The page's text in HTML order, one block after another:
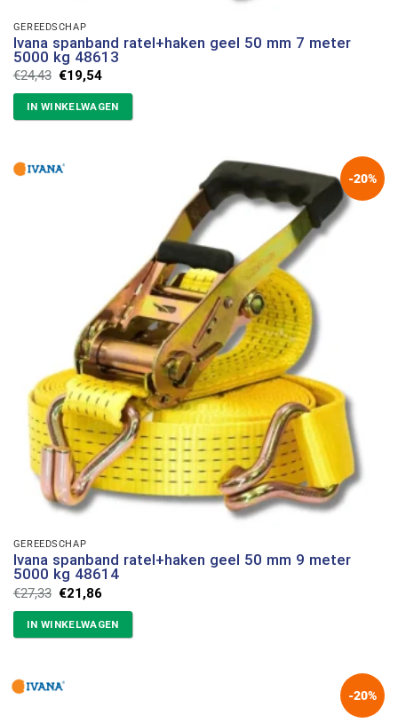
GEREEDSCHAP
Ivana spanband ratel+haken geel 50 mm 7 meter
5000 kg 48613
€24,43 Oorspronkelijke
prijs
was:
€24,43.
€19,54Huidige
is:
€19,54.
IN WINKELWAGEN
-20%
GEREEDSCHAP
Ivana spanband ratel+haken geel 50 mm 9 meter
5000 kg 48614
€27,33 Oorspronkelijke
prijs
was:
€27,33.
€21,86Huidige
is:
€21,86.
IN WINKELWAGEN
-20%